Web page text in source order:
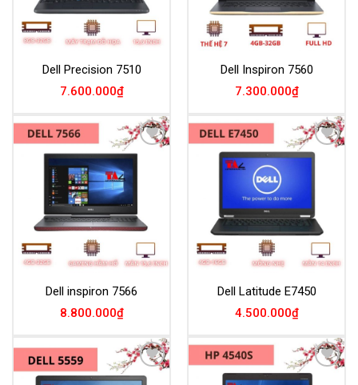
Dell Precision 7510
7.600.000₫
Dell Inspiron 7560
7.300.000₫
Add to
Wishlist
Dell inspiron 7566
8.800.000₫
Add to
Dell Latitude E7450
4.500.000₫
Add to
Add to